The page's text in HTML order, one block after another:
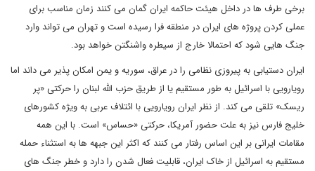
برخی طرف ها در داخل هیئت حاکمه ایران گمان می کنند زمان مناسب برای
عملی کردن پروژه های ایران در منطقه فرا رسیده است و تهران می تواند وارد
جنگ هایی شود که احتمالا خارج از سیطره واشنگتن خواهد بود.
ایران دستیابی به پیروزی نظامی را در عراق، سوریه و یمن امکان پذیر می داند اما
رویارویی با اسرائیل به طور مستقیم یا از طریق حزب الله لبنان را حرکتی «پر
ریسک» تلقی می کند. از نظر ایران رویارویی با ائتلاف عربی به ویژه کشورهای
خلیج فارس نیز به علت حضور آمریکا، حرکتی «حساس» است. با این همه
مقامات ایرانی بر این اساس رفتار می کنند که اکثر این جبهه ها به استثناء حمله
مستقیم به اسرائیل از خاک ایران، قابلیت فعال شدن را دارد و خطر جنگ های